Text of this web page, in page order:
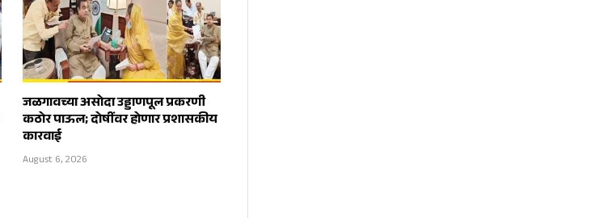
जळगावच्या असोदा उड्डाणपूल प्रकरणी
कठोर पाऊल; दोषींवर होणार प्रशासकीय
कारवाई
August 6, 2026